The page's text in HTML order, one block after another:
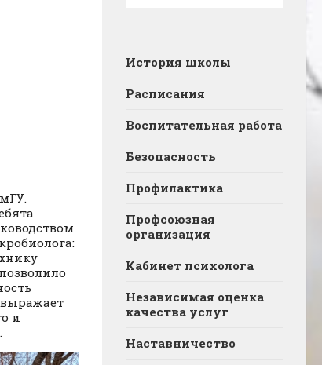
и
История школы
Расписания
Воспитательная работа
Безопасность
Профилактика
Профсоюзная
организация
Кабинет психолога
Независимая оценка
качества услуг
Наставничество